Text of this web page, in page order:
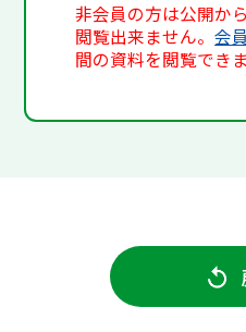
非会員の方は公開か
閲覧出来ません。会
間の資料を閲覧できま